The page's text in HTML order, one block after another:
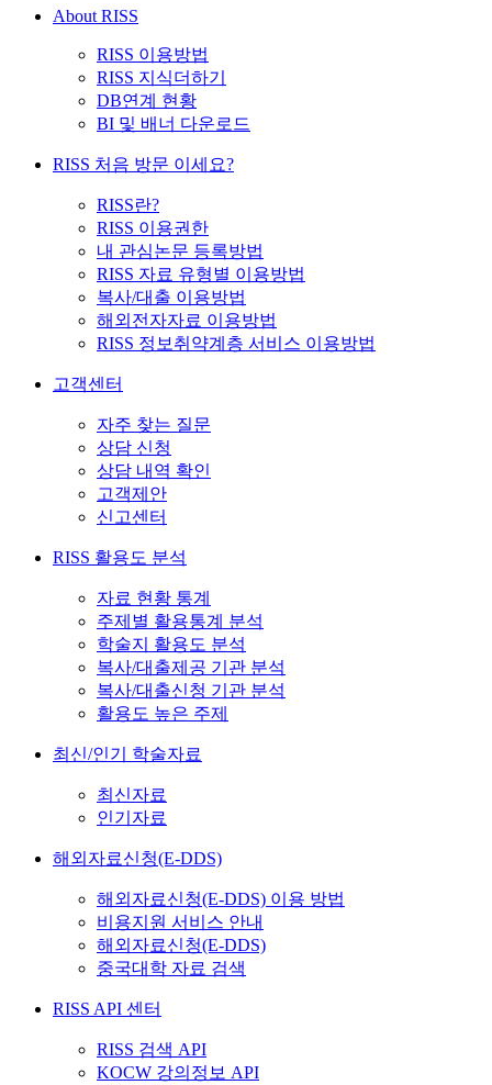
About RISS
RISS 이용방법
RISS 지식더하기
DB연계 현황
BI 및 배너 다운로드
RISS 처음 방문 이세요?
RISS란?
RISS 이용권한
내 관심논문 등록방법
RISS 자료 유형별 이용방법
복사/대출 이용방법
해외전자자료 이용방법
RISS 정보취약계층 서비스 이용방법
고객센터
자주 찾는 질문
상담 신청
상담 내역 확인
고객제안
신고센터
RISS 활용도 분석
자료 현황 통계
주제별 활용통계 분석
학술지 활용도 분석
복사/대출제공 기관 분석
복사/대출신청 기관 분석
활용도 높은 주제
최신/인기 학술자료
최신자료
인기자료
해외자료신청(E-DDS)
해외자료신청(E-DDS) 이용 방법
비용지원 서비스 안내
해외자료신청(E-DDS)
중국대학 자료 검색
RISS API 센터
RISS 검색 API
KOCW 강의정보 API